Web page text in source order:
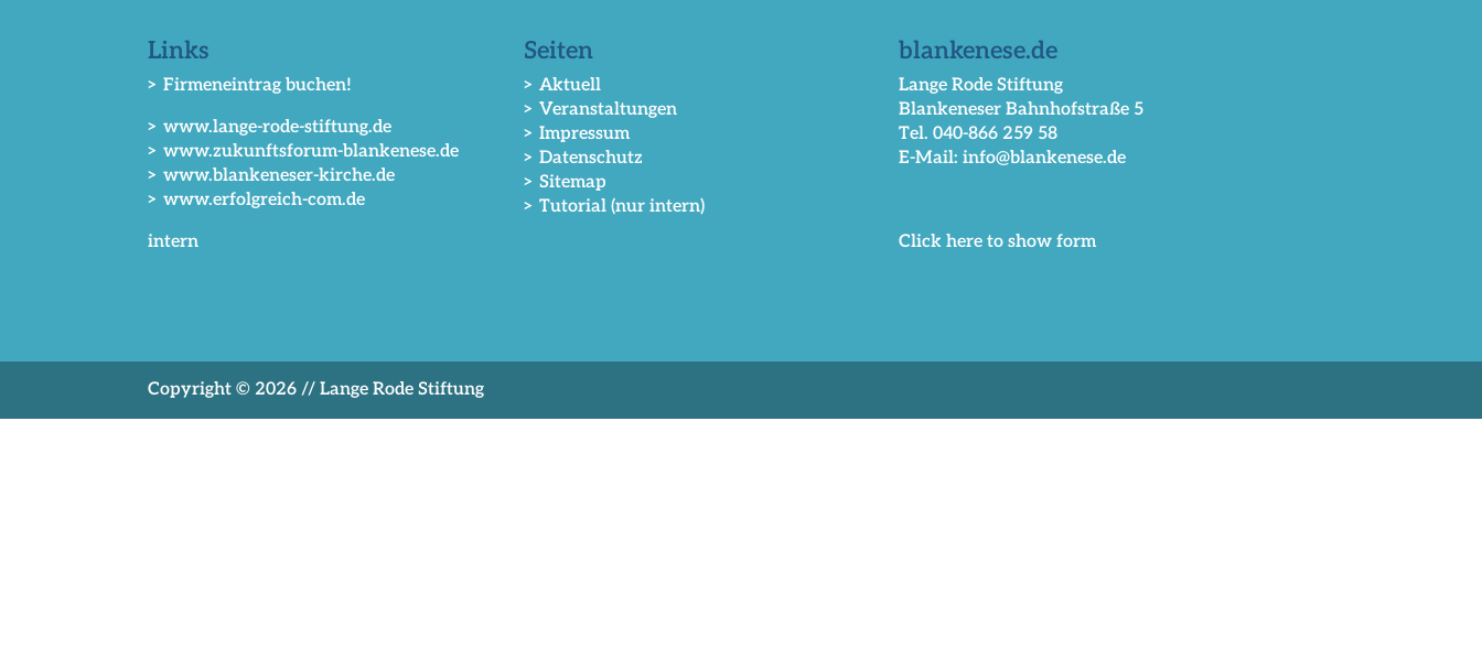
Links
> Firmeneintrag buchen!
> www.lange-rode-stiftung.de
> www.zukunftsforum-blankenese.de
> www.blankeneser-kirche.de
> www.erfolgreich-com.de
intern
Seiten
> Aktuell
> Veranstaltungen
> Impressum
> Datenschutz
> Sitemap
> Tutorial (nur intern)
blankenese.de
Lange Rode Stiftung
Blankeneser Bahnhofstraße 5
Tel. 040-866 259 58
E-Mail: info@blankenese.de
Click here to show form
Copyright © 2026 // Lange Rode Stiftung